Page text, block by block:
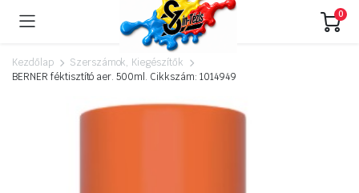
0
Kezdőlap
Szerszámok, Kiegészítők
BERNER féktisztító aer. 500ml. Cikkszám: 1014949